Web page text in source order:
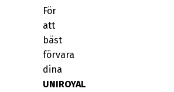
För
att
bäst
förvara
dina
UNIROYAL